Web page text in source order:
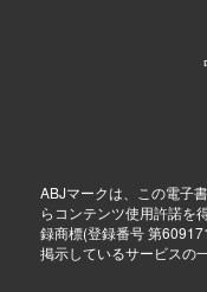
ABJマークは、この電子
らコンテンツ使用許諾を
録商標(登録番号 第
掲示しているサービスの